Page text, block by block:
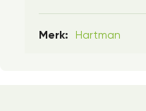
Merk: Hartman